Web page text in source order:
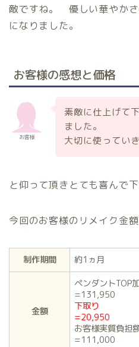
敵ですね。 優しい華やか
になりました。
お客様の感想と価格
お客様
素敵に仕上げて
ました。
大切に使ってい
と仰って頂きとても喜んで下
今回のお客様のリメイク金
制作期間 約1ヵ月
金額
ペンダントTOP
=131,950
下取り
=20,950
お客様実質負担
=111,000